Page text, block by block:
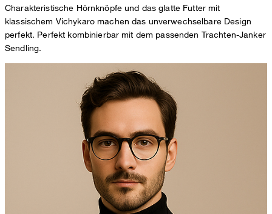
Charakteristische Hörnknöpfe und das glatte Futter mit
klassischem Vichykaro machen das unverwechselbare Design
perfekt. Perfekt kombinierbar mit dem passenden Trachten-Janker
Sendling.